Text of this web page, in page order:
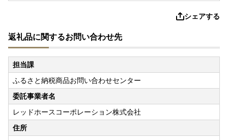
シェアする
返礼品に関するお問い合わせ先
担当課
ふるさと納税商品お問い合わせセンター
委託事業者名
レッドホースコーポレーション株式会社
住所